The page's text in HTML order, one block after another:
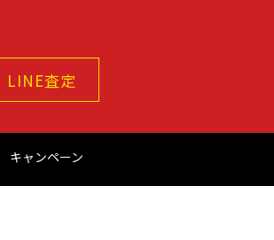
LINE査定
キャンペーン